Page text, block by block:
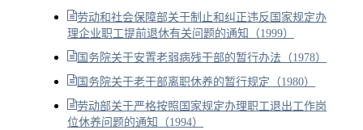
劳动和社会保障部关于制止和纠正违反国家规定办
理企业职工提前退休有关问题的通知（1999）
国务院关于安置老弱病残干部的暂行办法（1978）
国务院关于老干部离职休养的暂行规定（1980）
劳动部关于严格按照国家规定办理职工退出工作岗
位休养问题的通知（1994）